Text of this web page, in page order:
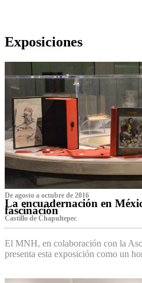
Exposiciones
De agosto a octubre de 2016
La encuadernación en
fascinación
Castillo de Chapultepec
El MNH, en colaboración con la
presenta esta exposición como un